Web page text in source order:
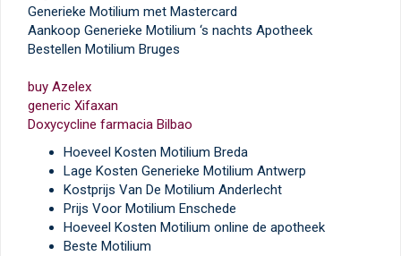
Generieke Motilium met Mastercard
Aankoop Generieke Motilium ‘s nachts Apotheek
Bestellen Motilium Bruges
buy Azelex
generic Xifaxan
Doxycycline farmacia Bilbao
Hoeveel Kosten Motilium Breda
Lage Kosten Generieke Motilium Antwerp
Kostprijs Van De Motilium Anderlecht
Prijs Voor Motilium Enschede
Hoeveel Kosten Motilium online de apotheek
Beste Motilium